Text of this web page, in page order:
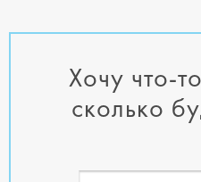
Хочу что-
сколько